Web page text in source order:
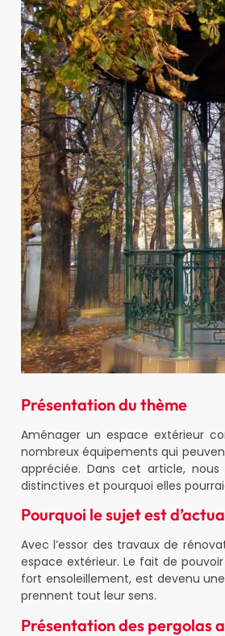
Présentation du thème
Aménager un espace extérieur
nombreux équipements qui
appréciée. Dans cet article,
distinctives et pourquoi elles
Pourquoi le sujet est
Avec l’essor des travaux de
espace extérieur. Le fait de
fort ensoleillement, est devenu
prennent tout leur sens.
Présentation des pergolas